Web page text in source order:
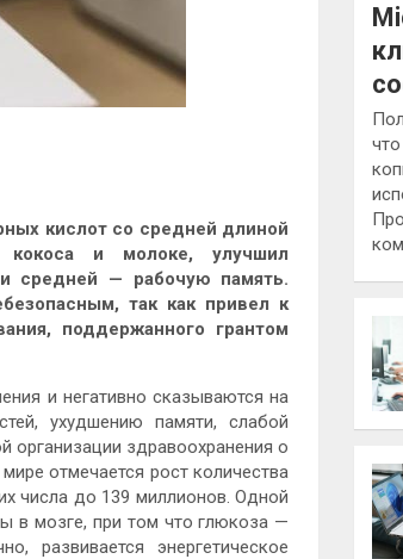
кислот со средней длиной
и молоке, улучшил
средней — рабочую память.
так как привел к
поддержанного грантом
и негативно сказываются на
ухудшению памяти, слабой
организации здравоохранения о
отмечается рост количества
числа до 139 миллионов. Одной
в мозге, при том что глюкоза —
развивается энергетическое